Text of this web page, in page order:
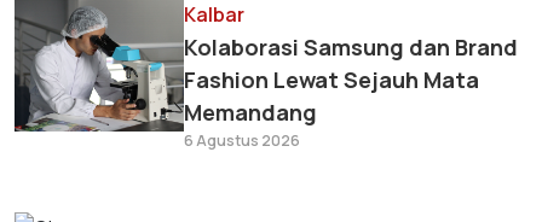
Kalbar
Kolaborasi Samsung dan Brand
Fashion Lewat Sejauh Mata
Memandang
6 Agustus 2026